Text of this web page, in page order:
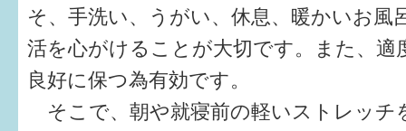
そ、手洗い、うがい、休息、暖かいお風
活を心がけることが大切です。また、適
良好に保つ為有効です。
そこで、朝や就寝前の軽いストレッチ
6か月〜1歳
1歳〜3歳
3歳〜就学前